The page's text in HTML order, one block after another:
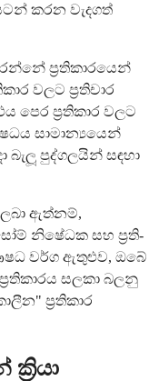
කරන වැදගත්
ප්‍රතිකාරයෙන්
වලට ප්‍රතිචාර
පෙර ප්‍රතිකාර වලට
සාමාන්‍යයෙන්
බැලූ පුද්ගලයින් සඳහා
ඇත්නම්,
නිෂේධක සහ ප්‍රති-
වර්ග ඇතුළුව, ඔබේ
සලකා බලනු
ප්‍රතිකාර